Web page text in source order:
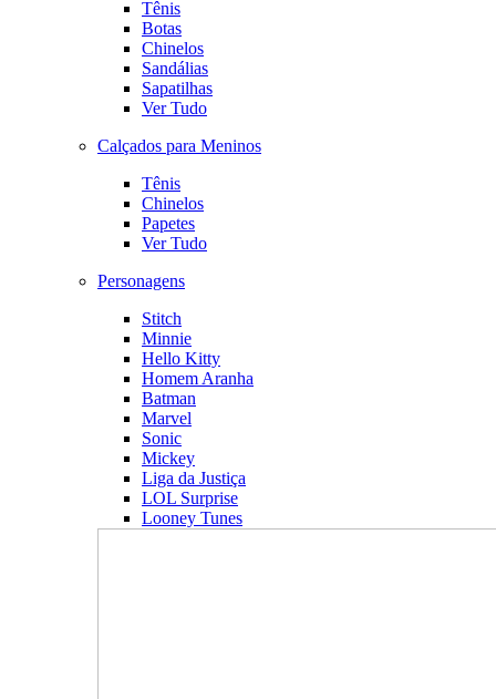
Tênis
Botas
Chinelos
Sandálias
Sapatilhas
Ver Tudo
Calçados para Meninos
Tênis
Chinelos
Papetes
Ver Tudo
Personagens
Stitch
Minnie
Hello Kitty
Homem Aranha
Batman
Marvel
Sonic
Mickey
Liga da Justiça
LOL Surprise
Looney Tunes